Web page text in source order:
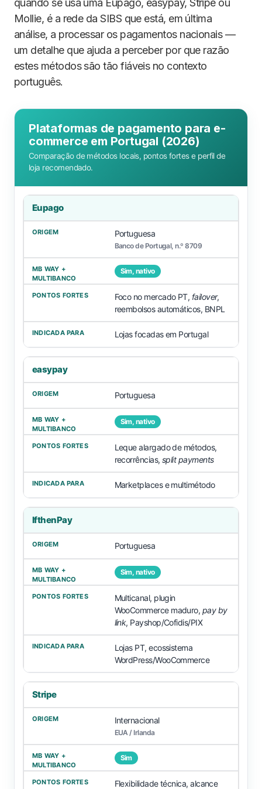
quando se usa uma Eupago, easypay, Stripe ou
Mollie, é a rede da SIBS que está, em última
análise, a processar os pagamentos nacionais —
um detalhe que ajuda a perceber por que razão
estes métodos são tão fiáveis no contexto
português.
Plataformas de pagamento para e-
commerce em Portugal (2026)
Comparação de métodos locais, pontos fortes e perfil de
loja recomendado.
Eupago
Portuguesa
Banco de Portugal, n.º 8709
Sim, nativo
Foco no mercado PT, failover,
reembolsos automáticos, BNPL
Lojas focadas em Portugal
easypay
Portuguesa
Sim, nativo
Leque alargado de métodos,
recorrências, split payments
Marketplaces e multimétodo
IfthenPay
Portuguesa
Sim, nativo
Multicanal, plugin
WooCommerce maduro, pay by
link, Payshop/Cofidis/PIX
Lojas PT, ecossistema
WordPress/WooCommerce
Stripe
Internacional
EUA / Irlanda
Sim
Flexibilidade técnica, alcance